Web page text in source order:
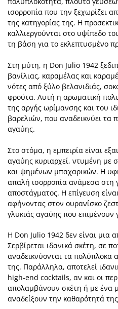
ισορροπία που την ξεχωρίζει
της κατηγορίας της. Η
καλλιεργούνται στο υψίπεδο
τη βάση για το εκλεπτυσμένο
Στη μύτη, η Don Julio 1942
βανίλιας, καραμέλας και
νότες από ξύλο βελανιδιάς,
φρούτα. Αυτή η αρωματική
της αργής ωρίμανσης και του
βαρελιών, που αναδεικνύει τα
αγαύης.
Στο στόμα, η εμπειρία είναι
αγαύης κυριαρχεί, ντυμένη με
και ψημένων μπαχαρικών. Η
απαλή ισορροπία ανάμεσα στη
αποστάγματος. Η επίγευση
αφήνοντας στον ουρανίσκο
γλυκιάς αγαύης που επιμένουν
Η Don Julio 1942 δεν είναι μια
Σερβίρεται ιδανικά σκέτη, σε
αναδεικνύονται τα πολύπλοκα
της. Παράλληλα, αποτελεί
high-end cocktails, αν και οι
απολαμβάνουν σκέτη ή με ένα
αναδείξουν την καθαρότητά